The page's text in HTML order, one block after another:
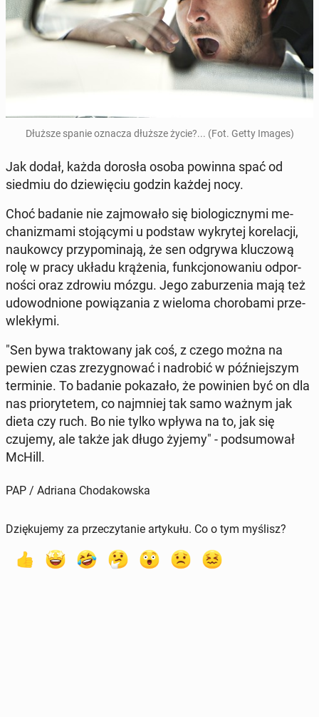
Dłuższe spanie oznacza dłuższe życie?... (Fot. Getty Images)
Jak dodał, każda dorosła osoba powinna spać od
siedmiu do dzie­wię­ciu godzin każdej nocy.
Choć badanie nie zaj­mo­wa­ło się bio­lo­gicz­ny­mi me­
cha­ni­zma­mi sto­ją­cy­mi u podstaw wy­kry­tej ko­re­la­cji,
na­ukow­cy przy­po­mi­na­ją, że sen odgrywa klu­czo­wą
rolę w pracy układu krą­że­nia, funk­cjo­no­wa­niu od­por­
no­ści oraz zdrowiu mózgu. Jego za­bu­rze­nia mają też
udo­wod­nio­ne po­wią­za­nia z wieloma cho­ro­ba­mi prze­
wle­kły­mi.
"Sen bywa trak­to­wa­ny jak coś, z czego można na
pewien czas zre­zy­gno­wać i nad­ro­bić w póź­niej­szym
ter­mi­nie. To badanie po­ka­za­ło, że po­wi­nien być on dla
nas prio­ry­te­tem, co naj­mniej tak samo ważnym jak
dieta czy ruch. Bo nie tylko wpływa na to, jak się
czujemy, ale także jak długo żyjemy" - pod­su­mo­wał
McHill.
PAP / Adriana Chodakowska
Dziękujemy za przeczytanie artykułu. Co o tym myślisz?